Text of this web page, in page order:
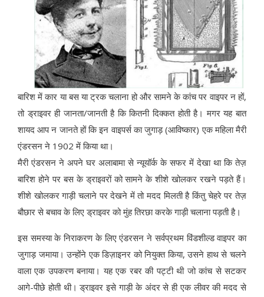
बारिश में कार या बस या ट्रक चलाना हो और सामने के कांच पर वाइपर न हों,
तो ड्राइवर ही जानता/जानती है कि कितनी दिक्कत होती है। मगर यह बात
शायद आप न जानते हों कि इन वाइपर्स का जुगाड़ (आविष्कार) एक महिला मैरी
एंडरसन ने 1902 में किया था।
मैरी एंडरसन ने अपने घर अलाबामा से न्यूयॉर्क के सफर में देखा था कि तेज़
बारिश होने पर बस के ड्राइवरों को सामने के शीशे खोलकर रखने पड़ते हैं।
शीशे खोलकर गाड़ी चलाने पर देखने में तो मदद मिलती है किंतु चेहरे पर तेज़
बौछार से बचाव के लिए ड्राइवर को मुंह तिरछा करके गाड़ी चलाना पड़ती है।
इस समस्या के निराकरण के लिए एंडरसन ने सर्वप्रथम विंडशील्ड वाइपर का
जुगाड़ जमाया। उन्होंने एक डिज़ाइनर को नियुक्त किया, उसने हाथ से चलने
वाला एक उपकरण बनाया। यह एक रबर की पट्टी थी जो कांच से सटकर
आगे-पीछे होती थी। ड्राइवर इसे गाड़ी के अंदर से ही एक लीवर की मदद से